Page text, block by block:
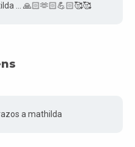
... 🙏🏻🫶🏻💪🏻🥰🥰
a mathilda